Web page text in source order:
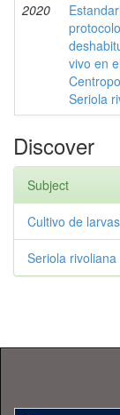
2020
vivo en
Seriola
Discover
Subject
Cultivo de larvas
Seriola rivoliana